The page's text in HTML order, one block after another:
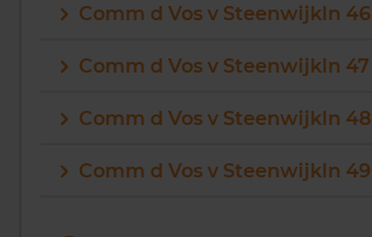
Comm d Vos v Steenwijkln 46
Comm d Vos v Steenwijkln 47
Comm d Vos v Steenwijkln 48
Comm d Vos v Steenwijkln 49